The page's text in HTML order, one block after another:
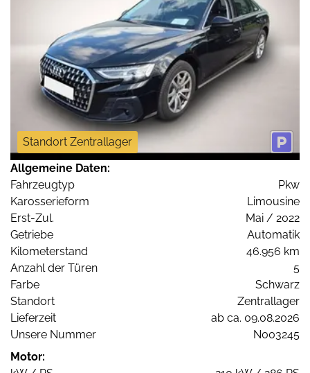
Standort Zentrallager
Allgemeine Daten:
Fahrzeugtyp
Pkw
Karosserieform
Limousine
Erst-Zul.
Mai / 2022
Getriebe
Automatik
Kilometerstand
46.956 km
Anzahl der Türen
5
Farbe
Schwarz
Standort
Zentrallager
Lieferzeit
ab ca. 09.08.2026
Unsere Nummer
N003245
Motor: